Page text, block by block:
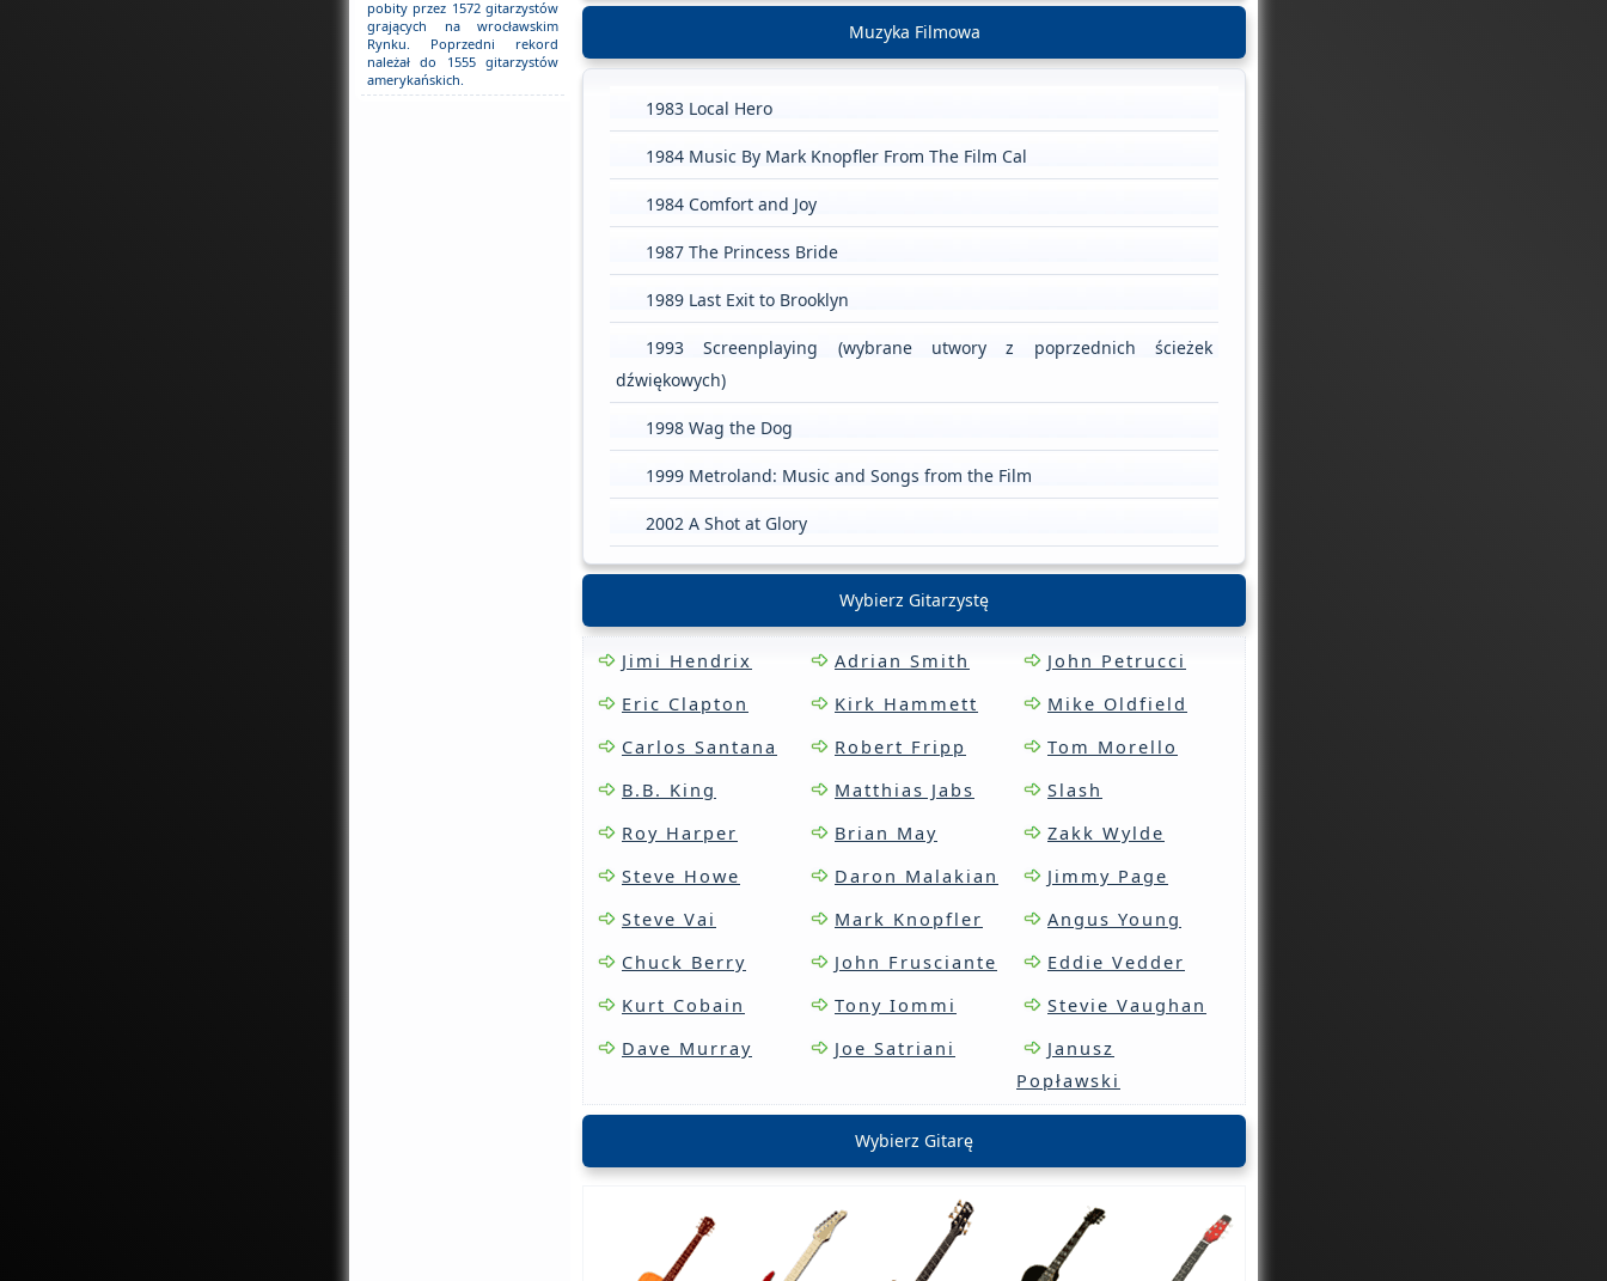
Muzyka Filmowa
1983 Local Hero
1984 Music By Mark Knopfler From The Film Cal
1984 Comfort and Joy
1987 The Princess Bride
1989 Last Exit to Brooklyn
1993 Screenplaying (wybrane utwory z poprzednich ścieżek
dźwiękowych)
1998 Wag the Dog
1999 Metroland: Music and Songs from the Film
2002 A Shot at Glory
Wybierz Gitarzystę
Jimi Hendrix
Eric Clapton
Carlos Santana
B.B. King
Roy Harper
Steve Howe
Steve Vai
Chuck Berry
Kurt Cobain
Dave Murray
Adrian Smith
Kirk Hammett
Robert Fripp
Matthias Jabs
Brian May
Daron Malakian
Mark Knopfler
John Frusciante
Tony Iommi
Joe Satriani
John Petrucci
Mike Oldfield
Tom Morello
Slash
Zakk Wylde
Jimmy Page
Angus Young
Eddie Vedder
Stevie Vaughan
Janusz
Popławski
Wybierz Gitarę
pobity przez 1572 gitarzystów
grających na wrocławskim
Rynku. Poprzedni rekord
należał do 1555 gitarzystów
amerykańskich.